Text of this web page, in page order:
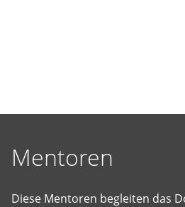
Mentoren
Diese Mentoren begleiten das